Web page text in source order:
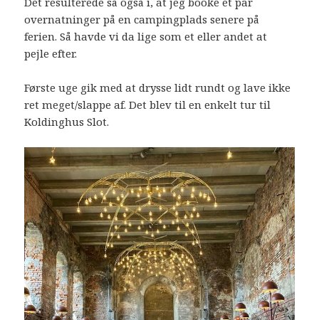
overnatninger på en campingplads senere på
ferien. Så havde vi da lige som et eller andet at
pejle efter.
Første uge gik med at drysse lidt rundt og lave ikke
ret meget/slappe af. Det blev til en enkelt tur til
Koldinghus Slot.